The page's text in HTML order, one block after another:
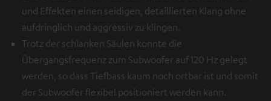
und Effekten einen seidigen, detaillierten Klang ohne
aufdringlich und aggressiv zu klingen.
Trotz der schlanken Säulen konnte die
Übergangsfrequenz zum Subwoofer auf 120 Hz gelegt
werden, so dass Tiefbass kaum noch ortbar ist und somit
der Subwoofer flexibel positioniert werden kann.